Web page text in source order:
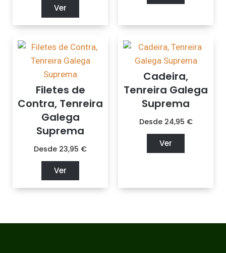
Ver
Filetes de
Contra, Tenreira
Galega
Suprema
Desde 23,95 €
Ver
Cadeira,
Tenreira Galega
Suprema
Desde 24,95 €
Ver